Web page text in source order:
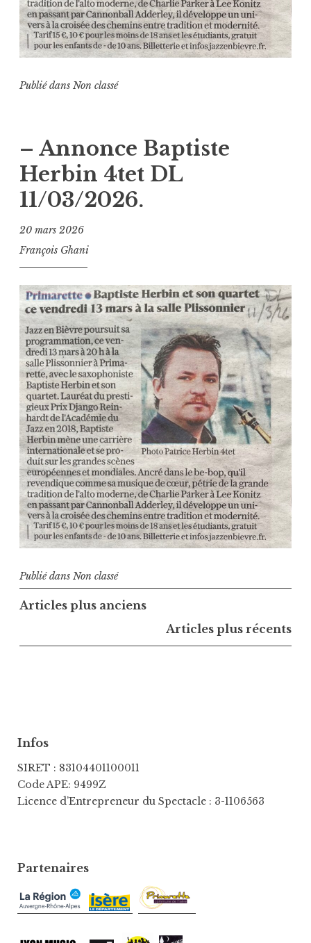
Publié dans Non classé
– Annonce Baptiste
Herbin 4tet DL
11/03/2026.
20 mars 2026
François Ghani
Publié dans Non classé
Navigation
articles
Articles plus anciens
Articles plus récents
Infos
SIRET : 83104401100011
Code APE: 9499Z
Licence d’Entrepreneur du Spectacle : 3-1106563
Partenaires